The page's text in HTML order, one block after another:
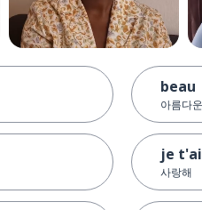
beau
아름다
je
사랑해